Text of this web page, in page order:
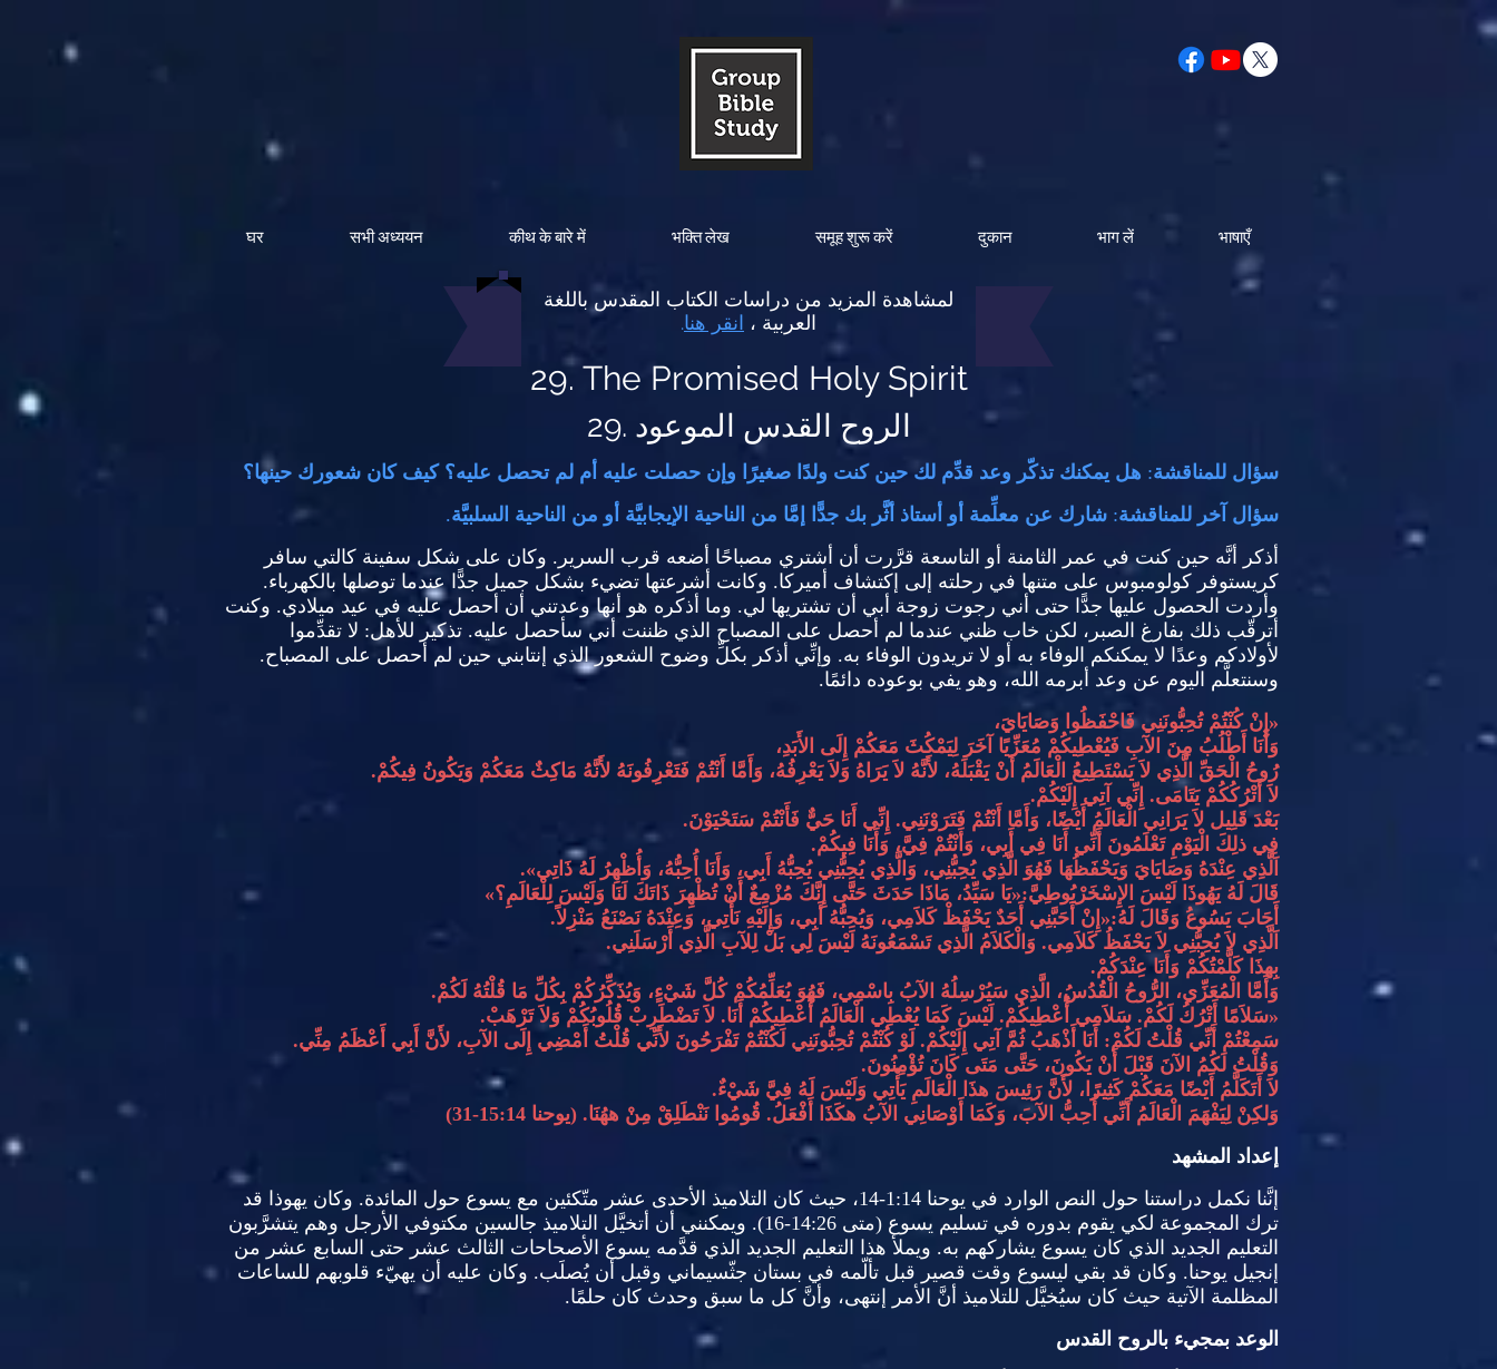
घर सभी अध्ययन कीथ के बारे में भक्ति लेख समूह शुरू करें दुकान भाग लें भाषाएँ
لمشاهدة المزيد من دراسات الكتاب المقدس باللغة
العربية ، انقر هنا.
29. The Promised Holy Spirit
29. الروح القدس الموعود
سؤال للمناقشة: هل يمكنك تذكّر وعد قدِّم لك حين كنت ولدًا صغيرًا وإن حصلت عليه أم لم تحصل عليه؟ كيف كان شعورك حينها؟
سؤال آخر للمناقشة: شارك عن معلِّمة أو أستاذ أثَّر بك جدًّا إمَّا من الناحية الإيجابيَّة أو من الناحية السلبيَّة.
أذكر أنَّه حين كنت في عمر الثامنة أو التاسعة قرَّرت أن أشتري مصباحًا أضعه قرب السرير . وكان على شكل سفينة كالتي سافر
كريستوفر كولومبوس على متنها في رحلته إلى إكتشاف أميركا. وكانت أشرعتها تضيء بشكل جميل جدًّا عندما توصلها بالكهرباء.
وأردت الحصول عليها جدًّا حتى أني رجوت زوجة أبي أن تشتريها لي. وما أذكره هو أنها وعدتني أن أحصل عليه في عيد ميلادي. وكنت
أترقّب ذلك بفارغ الصبر، لكن خاب ظني عندما لم أحصل على المصباح الذي ظننت أني سأحصل عليه. تذكير للأهل: لا تقدِّموا
لأولادكم وعدًا لا يمكنكم الوفاء به أو لا تريدون الوفاء به. وإنِّي أذكر بكلِّ وضوح الشعور الذي إنتابني حين لم أحصل على المصباح.
وسنتعلَّم اليوم عن وعد أبرمه الله، وهو يفي بوعوده دائمًا.
« إِنْ كُنْتُمْ تُحِبُّونَنِي فَاحْفَظُوا وَصَايَايَ،
وَأَنَا أَطْلُبُ مِنَ الآبِ فَيُعْطِيكُمْ مُعَزِّيًا آخَرَ لِيَمْكُثَ مَعَكُمْ إِلَى الأَبَدِ،
رُوحُ الْحَقِّ الَّذِي لاَ يَسْتَطِيعُ الْعَالَمُ أَنْ يَقْبَلَهُ، لأَنَّهُ لاَ يَرَاهُ وَلاَ يَعْرِفُهُ، وَأَمَّا أَنْتُمْ فَتَعْرِفُونَهُ لأَنَّهُ مَاكِثٌ مَعَكُمْ وَيَكُونُ فِيكُمْ.
لاَ أَتْرُكُكُمْ يَتَامَى. إِنِّي آتِي إِلَيْكُمْ.
بَعْدَ قَلِيل لاَ يَرَانِي الْعَالَمُ أَيْضًا، وَأَمَّا أَنْتُمْ فَتَرَوْنَنِي. إِنِّي أَنَا حَيٌّ فَأَنْتُمْ سَتَحْيَوْنَ.
فِي ذلِكَ الْيَوْمِ تَعْلَمُونَ أَنِّي أَنَا فِي أَبِي، وَأَنْتُمْ فِيَّ، وَأَنَا فِيكُمْ.
اَلَّذِي عِنْدَهُ وَصَايَايَ وَيَحْفَظُهَا فَهُوَ الَّذِي يُحِبُّنِي، وَالَّذِي يُحِبُّنِي يُحِبُّهُ أَبِي، وَأَنَا أُحِبُّهُ، وَأُظْهِرُ لَهُ ذَاتِي».
قَالَ لَهُ يَهُوذَا لَيْسَ الإِسْخَرْيُوطِيَّ:«يَا سَيِّدُ، مَاذَا حَدَثَ حَتَّى إِنَّكَ مُزْمِعٌ أَنْ تُظْهِرَ ذَاتَكَ لَنَا وَلَيْسَ لِلْعَالَمِ؟»
أَجَابَ يَسُوعُ وَقَالَ لَهُ:« إِنْ أَحَبَّنِي أَحَدٌ يَحْفَظْ كَلاَمِي، وَيُحِبُّهُ أَبِي، وَإِلَيْهِ نَأْتِي، وَعِنْدَهُ نَصْنَعُ مَنْزِلاً.
اَلَّذِي لاَ يُحِبُّنِي لاَ يَحْفَظُ كَلاَمِي. وَالْكَلاَمُ الَّذِي تَسْمَعُونَهُ لَيْسَ لِي بَلْ لِلآبِ الَّذِي أَرْسَلَنِي.
بِهذَا كَلَّمْتُكُمْ وَأَنَا عِنْدَكُمْ.
وَأَمَّا الْمُعَزِّي، الرُّوحُ الْقُدُسُ، الَّذِي سَيُرْسِلُهُ الآبُ بِاسْمِي، فَهُوَ يُعَلِّمُكُمْ كُلَّ شَيْءٍ، وَيُذَكِّرُكُمْ بِكُلِّ مَا قُلْتُهُ لَكُمْ.
«سَلاَمًا أَتْرُكُ لَكُمْ. سَلاَمِي أُعْطِيكُمْ. لَيْسَ كَمَا يُعْطِي الْعَالَمُ أُعْطِيكُمْ أَنَا. لاَ تَضْطَرِبْ قُلُوبُكُمْ وَلاَ تَرْهَبْ.
سَمِعْتُمْ أَنِّي قُلْتُ لَكُمْ: أَنَا أَذْهَبُ ثُمَّ آتِي إِلَيْكُمْ. لَوْ كُنْتُمْ تُحِبُّونَنِي لَكُنْتُمْ تَفْرَحُونَ لأَنِّي قُلْتُ أَمْضِي إِلَى الآبِ، لأَنَّ أَبِي أَعْظَمُ مِنِّي.
وَقُلْتُ لَكُمُ الآنَ قَبْلَ أَنْ يَكُونَ، حَتَّى مَتَى كَانَ تُؤْمِنُونَ.
لاَ أَتَكَلَّمُ أَيْضًا مَعَكُمْ كَثِيرًا، لأَنَّ رَئِيسَ هذَا الْعَالَمِ يَأْتِي وَلَيْسَ لَهُ فِيَّ شَيْءٌ.
وَلكِنْ لِيَفْهَمَ الْعَالَمُ أَنِّي أُحِبُّ الآبَ، وَكَمَا أَوْصَانِي الآبُ هكَذَا أَفْعَلُ. قُومُوا نَنْطَلِقْ مِنْ ههُنَا. (يوحنا 15:14-31)
إعداد المشهد
إنَّنا نكمل دراستنا حول النص الوارد في يوحنا 1:14-14 ، حيث كان التلاميذ الأحدى عشر متّكئين مع يسوع حول المائدة. وكان يهوذا قد
ترك المجموعة لكي يقوم بدوره في تسليم يسوع (متى 14:26-16). ويمكنني أن أتخيَّل التلاميذ جالسين مكتوفي الأرجل وهم يتشرَّبون
التعليم الجديد الذي كان يسوع يشاركهم به. ويملأ هذا التعليم الجديد الذي قدَّمه يسوع الأصحاحات الثالث عشر حتى السابع عشر من
إنجيل يوحنا. وكان قد بقي ليسوع وقت قصير قبل تألّمه في بستان جثّسيماني وقبل أن يُصلَب. وكان عليه أن يهيّء قلوبهم للساعات
المظلمة الآتية حيث كان سيُخيَّل للتلاميذ أنَّ الأمر إنتهى، وأنَّ كل ما سبق وحدث كان حلمًا.
الوعد بمجيء بالروح القدس